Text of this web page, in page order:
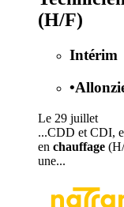
(H/F)
Intérim
•
Le 29 juillet
...CDD et CDI,
en chauffage
une...